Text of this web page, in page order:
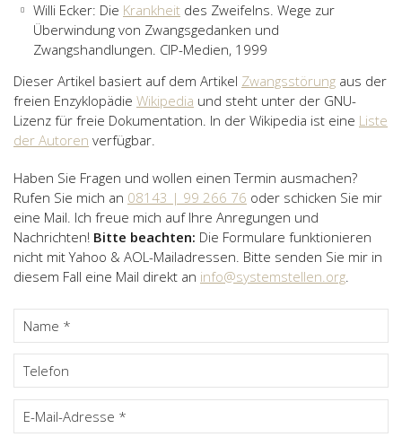
Willi Ecker: Die Krankheit des Zweifelns. Wege zur
Überwindung von Zwangsgedanken und
Zwangshandlungen. CIP-Medien, 1999
Dieser Artikel basiert auf dem Artikel Zwangsstörung aus der
freien Enzyklopädie Wikipedia und steht unter der GNU-
Lizenz für freie Dokumentation. In der Wikipedia ist eine Liste
der Autoren verfügbar.
Haben Sie Fragen und wollen einen Termin ausmachen?
Rufen Sie mich an 08143 | 99 266 76 oder schicken Sie mir
eine Mail. Ich freue mich auf Ihre Anregungen und
Nachrichten! Bitte beachten: Die Formulare funktionieren
nicht mit Yahoo & AOL-Mailadressen. Bitte senden Sie mir in
diesem Fall eine Mail direkt an info@systemstellen.org